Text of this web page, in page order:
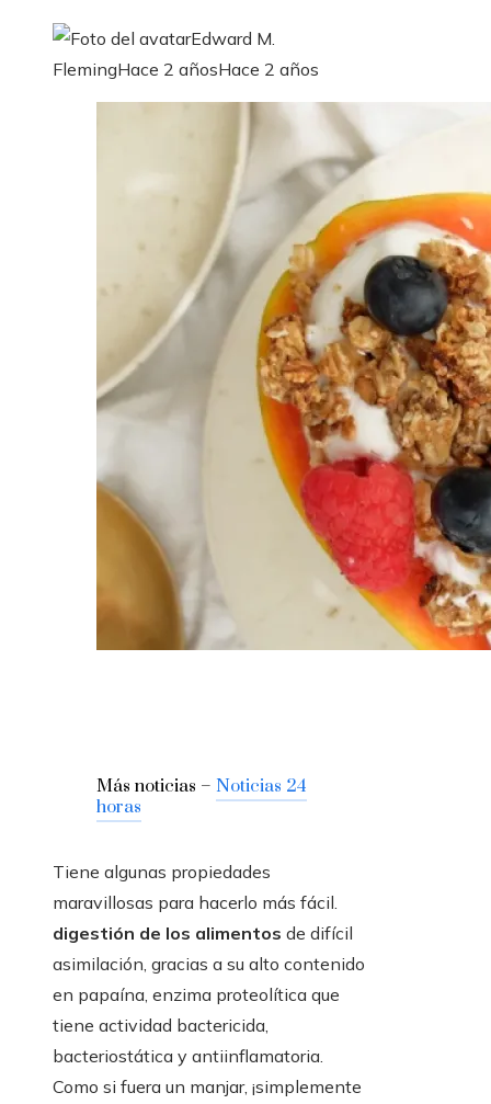
Edward M.
FlemingHace 2 añosHace 2 años
Más noticias – Noticias 24
horas
Tiene algunas propiedades
maravillosas para hacerlo más fácil.
digestión de los alimentos de difícil
asimilación, gracias a su alto contenido
en papaína, enzima proteolítica que
tiene actividad bactericida,
bacteriostática y antiinflamatoria.
Como si fuera un manjar, ¡simplemente